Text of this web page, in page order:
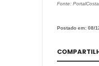
Fonte:
Postado em: 08/